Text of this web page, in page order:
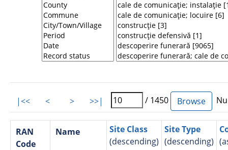
|<< < > >>| / 1450
RAN
Code
Name
Site Class
(descending)
Site Type
(descending)